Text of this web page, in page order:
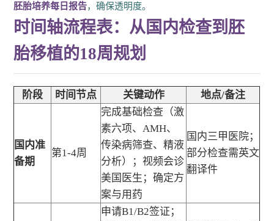
胚胎培养每日报告，确保透明度。
时间轴流程表：从国内检查到胚
胎移植的18周规划
阶段 时间节点 关键动作 地点/备注
国内准
备期
第1-4周
完成基础检查（激
素六项、AMH、
传染病筛查、精液
分析）；视频会诊
美国医生；确定方
案与用药
国内三甲医院；
部分检查需英文
翻译件
申请B1/B2签证；